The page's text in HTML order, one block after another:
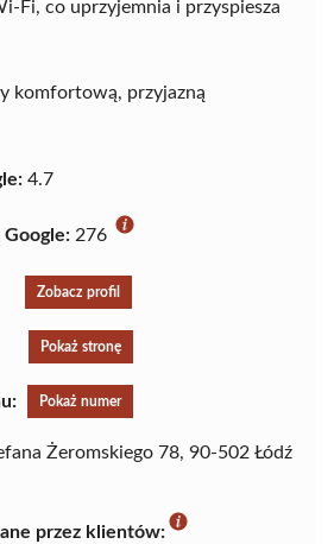
Fi, co uprzyjemnia i przyspiesza
komfortową, przyjazną
4.7
Google: 276
Zobacz profil
Pokaż stronę
Pokaż numer
Żeromskiego 78, 90-502 Łódź
przez klientów: